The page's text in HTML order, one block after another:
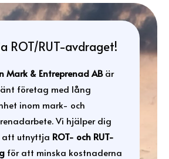
ROT/RUT-avdraget!
Mark & Entreprenad ABär
företag med lång
inom mark- och
Vi hjälper dig
att utnyttja ROT- och RUT-
för att minska kostnaderna